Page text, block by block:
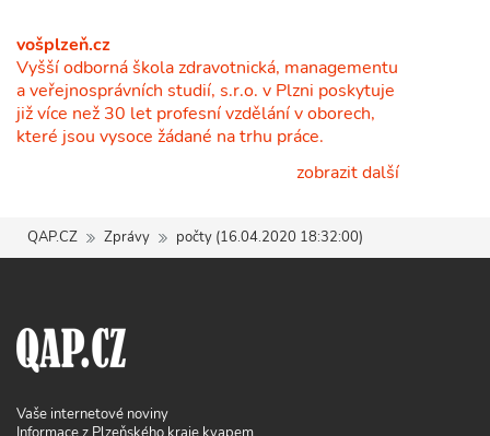
vošplzeň.cz
Vyšší odborná škola zdravotnická, managementu
a veřejnosprávních studií, s.r.o. v Plzni poskytuje
již více než 30 let profesní vzdělání v oborech,
které jsou vysoce žádané na trhu práce.
zobrazit další
QAP.CZ Zprávy počty (16.04.2020 18:32:00)
Vaše internetové noviny